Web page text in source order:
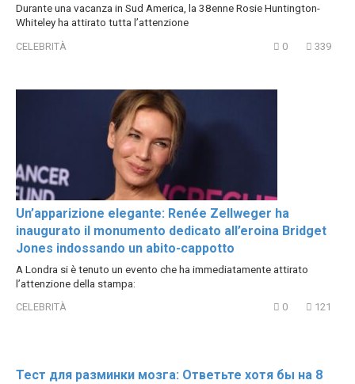
Durante una vacanza in Sud America, la 38enne Rosie Huntington-
Whiteley ha attirato tutta l’attenzione
CELEBRITÀ 0 339
Un’apparizione elegante: Renée Zellweger ha
inaugurato il monumento dedicato all’eroina Bridget
Jones indossando un abito-cappotto
A Londra si è tenuto un evento che ha immediatamente attirato
l’attenzione della stampa:
CELEBRITÀ 0 121
Тест для разминки мозга: Ответьте хотя бы на 8